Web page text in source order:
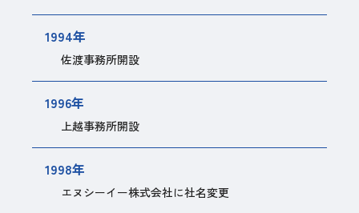
1994年
佐渡事務所開設
1996年
上越事務所開設
1998年
エヌシーイー株式会社に社名変更